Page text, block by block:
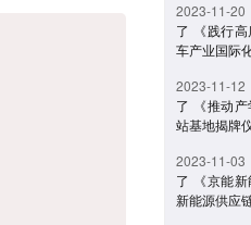
2023-11-20
了 《践行
车产业国际
2023-11-12
了 《推动
站基地揭牌
2023-11-03
了 《京能
新能源供应